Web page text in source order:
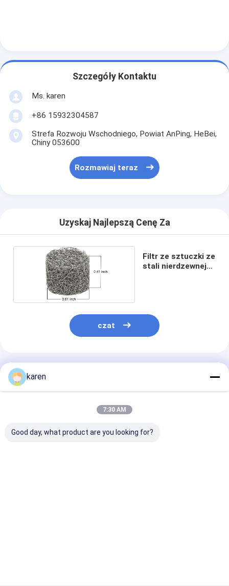
ekran filtrujący ekstrudera
Ogrodzenie do padelu
Dzianinowa siatka druciana
kosz gabionowy
Moskitiera z aluminiowego łańcucha
Filtr ekranowy Johnsona
Ogrodzenie z siatki metalowej
Siatka ula
Szczegóły Kontaktu
Ms. karen
+86 15932304587
Strefa Rozwoju Wschodniego, Powiat AnPing, HeBei,
Chiny 053600
Rozmawiaj teraz
Uzyskaj Najlepszą Cenę Za
Filtr ze sztuczki ze
stali nierdzewnej
czat
Polecane Produkty
karen
7:30 AM
Good day, what product are you looking for?